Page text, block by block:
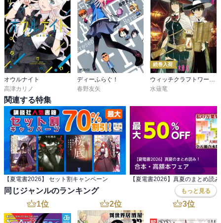
オウルナイト
高津カリノ
ディーふらぐ！
春野友矢
続巻入荷
水薙竜
関連する特集
【夏電書2026】 セット割キャンペーン
同じジャンルのランキング もっと見る
1位 2位 3位